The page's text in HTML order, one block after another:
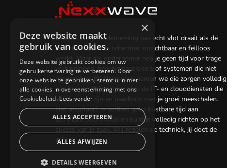
Je weet dat je onderneming pas echt vlot draait als de
techniek achter de schermen onzichtbaar en feilloos
werkt. Maar als ondernemer heb je geen tijd voor trage
verbindingen, beveiligingsrisico's of systemen die niet
meewerken. Bij Nexxwave nemen we die zorgen volledig
van je over. Wij zorgen voor de IT- en clouddiensten die
altijd paraat zijn en naadloos met je groei meeschalen.
Het resultaat? Je verliest geen kostbare tijd aan
technisch oponthoud en kunt je volledig richten op het
succes van je zaak. Wij regelen de techniek, jij doet de
zaken.
×
Deze website maakt
gebruik van cookies.
Deze website gebruikt cookies om uw
gebruikerservaring te verbeteren. Door
onze website te gebruiken, stemt u in met
alle cookies in overeenstemming met ons
Cookiebeleid.Lees verder
ALLES ACCEPTEREN
ALLES AFWIJZEN
DETAILS WEERGEVEN